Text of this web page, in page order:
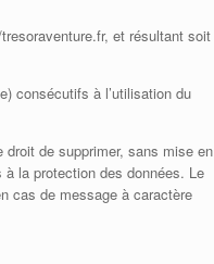
et résultant soit
consécutifs à l’utilisation du
de supprimer, sans mise en
la protection des données. Le
cas de message à caractère